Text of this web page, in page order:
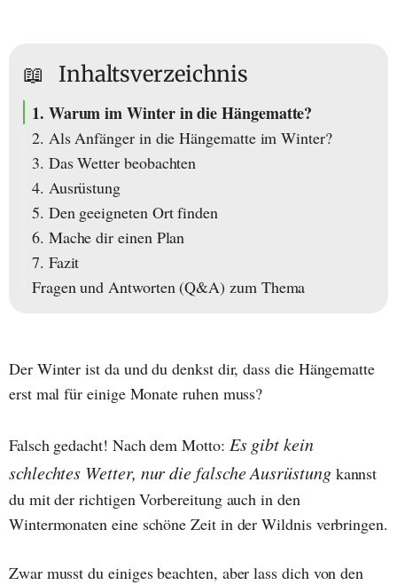
📖 Inhaltsverzeichnis
1. Warum im Winter in die Hängematte?
2. Als Anfänger in die Hängematte im Winter?
3. Das Wetter beobachten
4. Ausrüstung
5. Den geeigneten Ort finden
6. Mache dir einen Plan
7. Fazit
Fragen und Antworten (Q&A) zum Thema
Der Winter ist da und du denkst dir, dass die Hängematte
erst mal für einige Monate ruhen muss?
Falsch gedacht! Nach dem Motto: Es gibt kein
schlechtes Wetter, nur die falsche Ausrüstungkannst
du mit der richtigen Vorbereitung auch in den
Wintermonaten eine schöne Zeit in der Wildnis verbringen.
Zwar musst du einiges beachten, aber lass dich von den